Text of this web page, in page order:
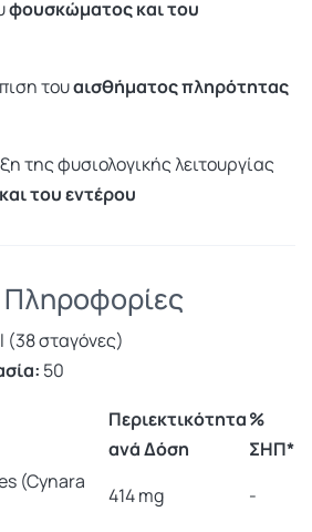
φουσκώματος και του
τουαισθήματος πληρότητας
της φυσιολογικής λειτουργίας
του εντέρου
Πληροφορίες
(38 σταγόνες)
50
Περιεκτικότητα
ανά Δόση
%
ΣΗΠ*
(Cynara
414 mg
-